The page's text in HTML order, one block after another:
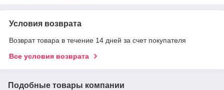
Условия возврата
Возврат товара в течение 14 дней за счет покупателя
Все условия возврата
Подобные товары компании